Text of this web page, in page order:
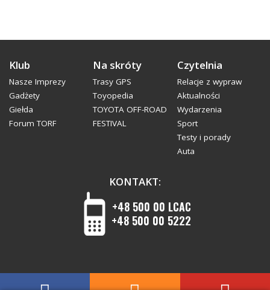
Klub
Nasze Imprezy
Gadżety
Giełda
Forum TORF
Na skróty
Trasy GPS
Toyopedia
TOYOTA OFF-ROAD
FESTIVAL
Czytelnia
Relacje z wypraw
Aktualności
Wydarzenia
Sport
Testy i porady
Auta
KONTAKT:
+48 500 00 LCAC
+48 500 00 5222